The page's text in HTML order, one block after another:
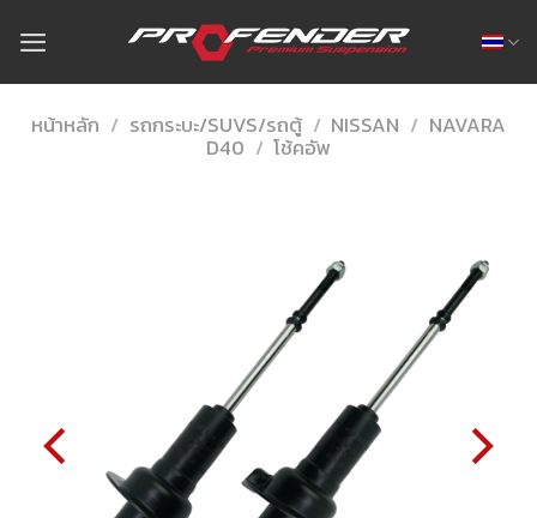
content
หน้าหลัก / รถกระบะ/SUVS/รถตู้ / NISSAN / NAVARA
D40 / โช้คอัพ